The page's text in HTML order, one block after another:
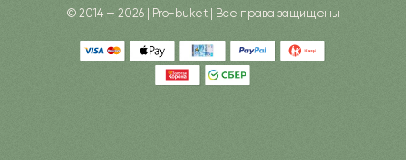
© 2014 — 2026 | Pro-buket | Все права защищены